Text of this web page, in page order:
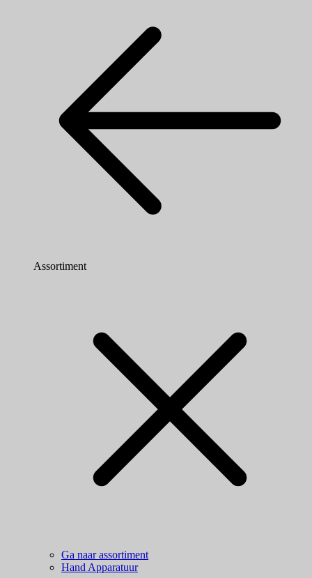
Assortiment
Ga naar assortiment
Hand Apparatuur